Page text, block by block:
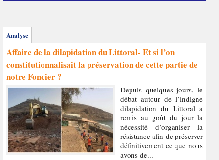
Analyse
Affaire de la dilapidation du Littoral- Et si l’on
constitutionnalisait la préservation de cette partie de
notre Foncier ?
Depuis quelques jours, le
débat autour de l’indigne
dilapidation du Littoral a
remis au goût du jour la
nécessité d’organiser la
résistance afin de préserver
définitivement ce que nous
avons de...